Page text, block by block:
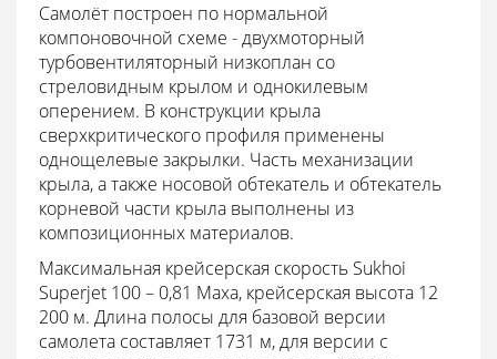
Самолёт построен по нормальной
компоновочной схеме - двухмоторный
турбовентиляторный низкоплан со
стреловидным крылом и однокилевым
оперением. В конструкции крыла
сверхкритического профиля применены
однощелевые закрылки. Часть механизации
крыла, а также носовой обтекатель и обтекатель
корневой части крыла выполнены из
композиционных материалов.
Максимальная крейсерская скорость Sukhoi
Superjet 100 – 0,81 Маха, крейсерская высота 12
200 м. Длина полосы для базовой версии
самолета составляет 1731 м, для версии с